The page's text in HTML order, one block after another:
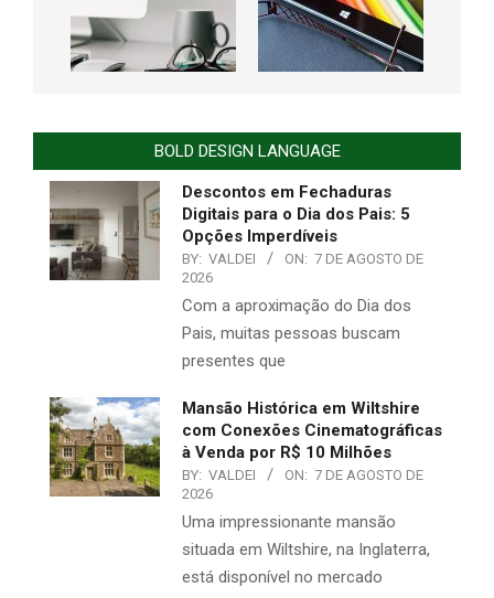
BOLD DESIGN LANGUAGE
Descontos em Fechaduras
Digitais para o Dia dos Pais: 5
Opções Imperdíveis
BY: VALDEI ON: 7 DE AGOSTO DE
2026
Com a aproximação do Dia dos
Pais, muitas pessoas buscam
presentes que
Mansão Histórica em Wiltshire
com Conexões Cinematográficas
à Venda por R$ 10 Milhões
BY: VALDEI ON: 7 DE AGOSTO DE
2026
Uma impressionante mansão
situada em Wiltshire, na Inglaterra,
está disponível no mercado